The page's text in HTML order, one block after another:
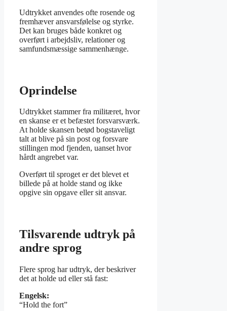
Udtrykket anvendes ofte rosende og
fremhæver ansvarsfølelse og styrke.
Det kan bruges både konkret og
overført i arbejdsliv, relationer og
samfundsmæssige sammenhænge.
Oprindelse
Udtrykket stammer fra militæret, hvor
en skanse er et befæstet forsvarsværk.
At holde skansen betød bogstaveligt
talt at blive på sin post og forsvare
stillingen mod fjenden, uanset hvor
hårdt angrebet var.
Overført til sproget er det blevet et
billede på at holde stand og ikke
opgive sin opgave eller sit ansvar.
Tilsvarende udtryk på
andre sprog
Flere sprog har udtryk, der beskriver
det at holde ud eller stå fast:
Engelsk:
“Hold the fort”